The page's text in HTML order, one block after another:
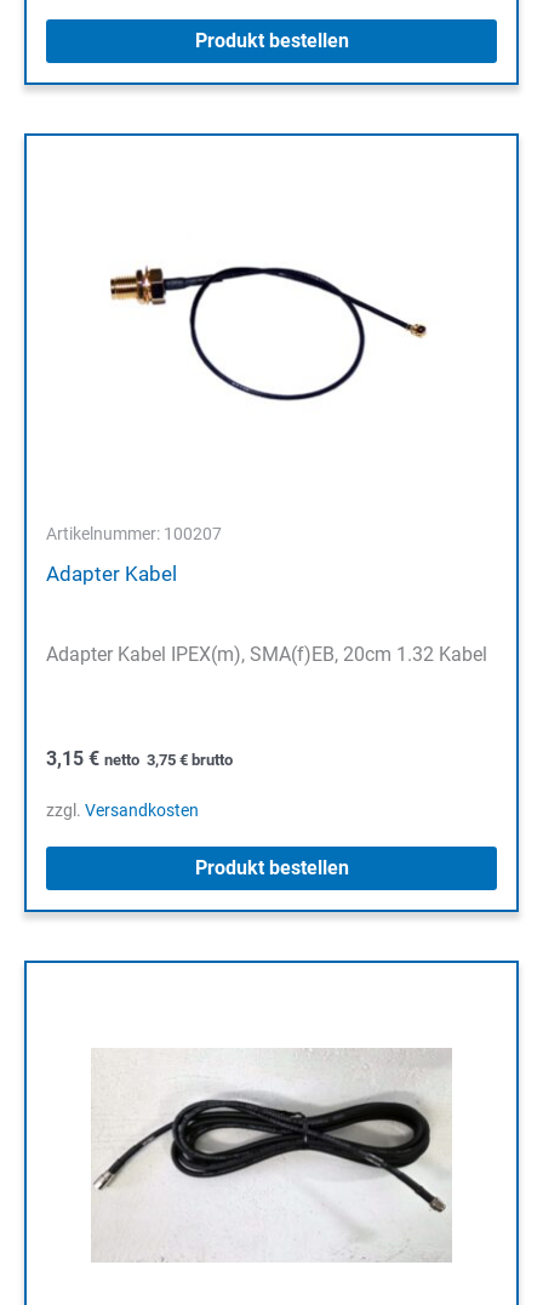
Produkt bestellen
Artikelnummer: 100207
Adapter Kabel
Adapter Kabel IPEX(m), SMA(f)EB, 20cm 1.32 Kabel
3,15 € netto 3,75 € brutto
zzgl. Versandkosten
Produkt bestellen